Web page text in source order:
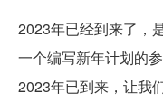
2023年已经到来了，
一个编写新年计划的参
2023年已到来，让我